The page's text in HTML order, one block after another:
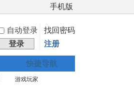
手机版
自动登录
找回密码
登录 注册
快捷导航
游戏玩家